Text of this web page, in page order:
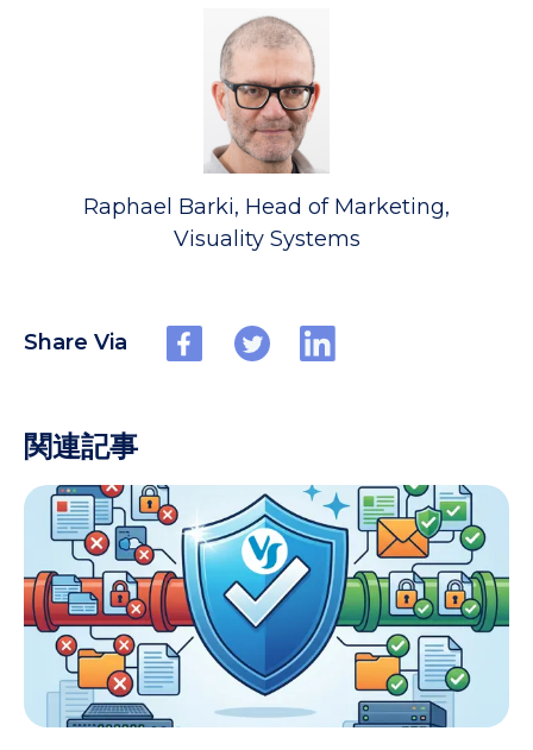
Raphael Barki, Head of Marketing,
Visuality Systems
Share Via
関連記事